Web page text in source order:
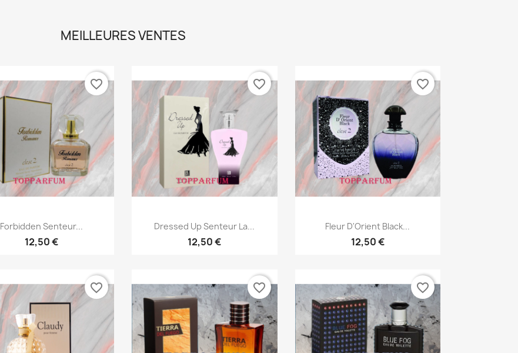
MEILLEURES VENTES
Aperçu rapide
Forbidden Senteur...
12,50 €
favorite_border
Aperçu rapide
Dressed Up Senteur La...
12,50 €
favorite_border
Aperçu rapide
Fleur D'Orient Black...
12,50 €
favorite_border
favorite_border favorite_border favorite_border